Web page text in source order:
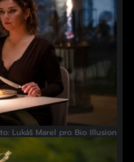
Lukáš Marel pro Bio Illusion